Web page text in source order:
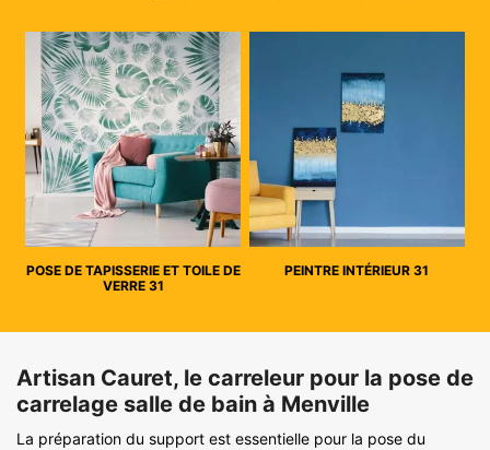
POSE DE TAPISSERIE ET TOILE DE
VERRE 31
PEINTRE INTÉRIEUR 31
Artisan Cauret, le carreleur pour la pose de
carrelage salle de bain à Menville
La préparation du support est essentielle pour la pose du